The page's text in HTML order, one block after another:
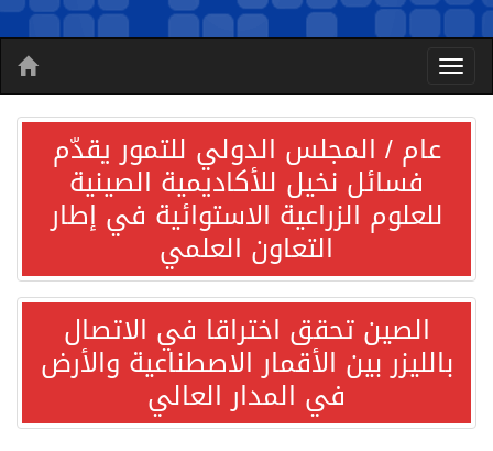
عام / المجلس الدولي للتمور يقدّم
فسائل نخيل للأكاديمية الصينية
للعلوم الزراعية الاستوائية في إطار
التعاون العلمي
الصين تحقق اختراقا في الاتصال
بالليزر بين الأقمار الاصطناعية والأرض
في المدار العالي